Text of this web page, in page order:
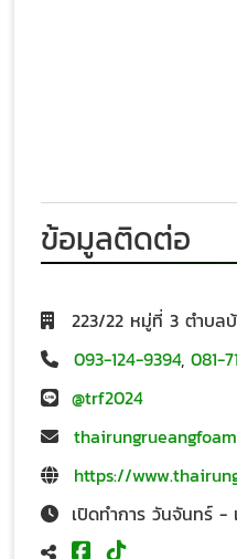
ข้อมูลติดต่อ
223/22 หมู่ที่ 3 ตำบล
093-124-9394, 081-
@trf2024
https://
เปิดทำการ วันจันทร์ -